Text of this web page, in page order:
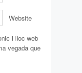
Website
i lloc web
vegada que